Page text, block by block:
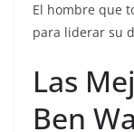
El hombre que
para liderar su
Las
Ben